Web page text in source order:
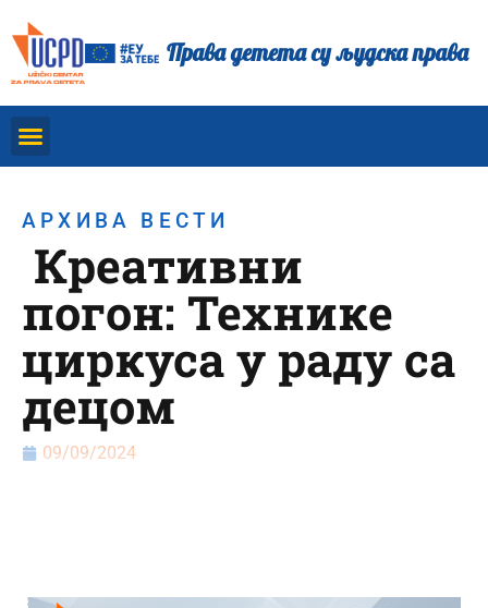
Права детета су људска права
АРХИВА ВЕСТИ
Креативни
погон: Технике
циркуса у раду са
децом
09/09/2024